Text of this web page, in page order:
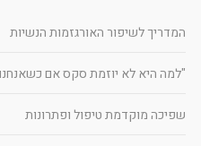
המדריך לשיפור האורגזמות הנשיות
"למה היא לא יוזמת סקס אם
שפיכה מוקדמת טיפול ופתרונות